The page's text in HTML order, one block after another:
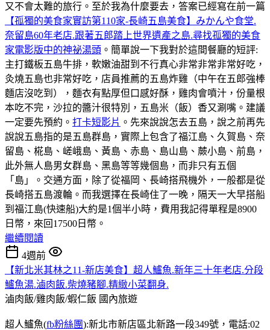
又不會太難的旅行。至於我為什麼要去，答案已經寫在前一篇
【孤獨的美食家實訪第110家-長崎五島美食】みかんや食堂.
奈留島60年老店.跟著五郎踏上世界遺產之島.尋找孤獨的美食
家電影版中的神祕湯頭 。簡單說一下我對於這間餐廳的短評:
主打鐵板五島牛排，軟嫩油甜到不行真心非常非常非常好吃，
灸燒五島也非常好吃，店員推薦的五島炸雞（中午在五郎強棒
麵店沒吃到），麵衣有點厚但口感好酥，雞肉會噴汁，份量根
本吃不完，沙拉的醬汁很特別，五島米（飯）香又涮嘴。建議
一定要先預約。 打卡短影片 。先來說說怎去五島，說之前再先
說說五島指的是五島群島，實際上包含了福江島、久賀島、奈
留島、椛島、嵯峨島、黃島、赤島、島山島、蕨小島、前島，
此外無人島男女群島、黑島等等幾個島，而非只有五個
「島」。交通方面，除了從福岡、長崎搭飛機外，一般都是從
長崎搭五島渡輪。而我選擇在長崎住了一晚，隔天一大早搭船
到福江島(快速船)大約是1個半小時，費用我記得單程是8900
日幣，來回17500日幣。
繼續閱讀
4週前
【新北米其林之11-新店美食】超人鱸魚.新年三十年老店.分段
鱸魚湯.滷肉飯.柴燒豬腳.精緻小菜翻身.
滷肉飯/雞肉飯/蝦仁飯 國內旅遊
超人鱸魚(fb粉絲團):新北市新店區北新路一段349號，電話:02